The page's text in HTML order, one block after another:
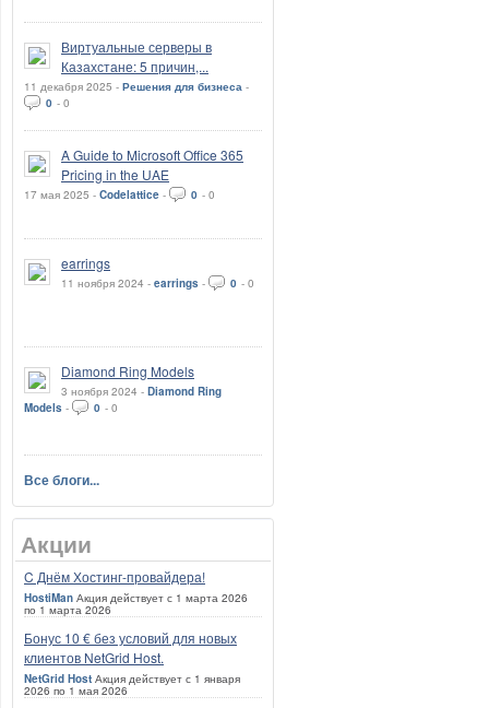
Виртуальные серверы в
Казахстане: 5 причин,...
11 декабря 2025 - Решения для бизнеса -
0 - 0
A Guide to Microsoft Office 365
Pricing in the UAE
17 мая 2025 - Codelattice - 0 - 0
earrings
11 ноября 2024 - earrings - 0 - 0
Diamond Ring Models
3 ноября 2024 - Diamond Ring
Models - 0 - 0
Все блоги...
Акции
C Днём Хостинг-провайдера!
HostiMan Акция действует с 1 марта 2026
по 1 марта 2026
Бонус 10 € без условий для новых
клиентов NetGrid Host.
NetGrid Host Акция действует с 1 января
2026 по 1 мая 2026